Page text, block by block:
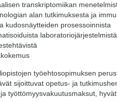
transkriptomiikan
alan tutkimuksesta ja
kudosnäytteiden prosessoinnista
laboratoriojärjestelmistä
työehtosopimuksen
sijoittuvat opetus- ja
työttömyysvakuutusmaksut,